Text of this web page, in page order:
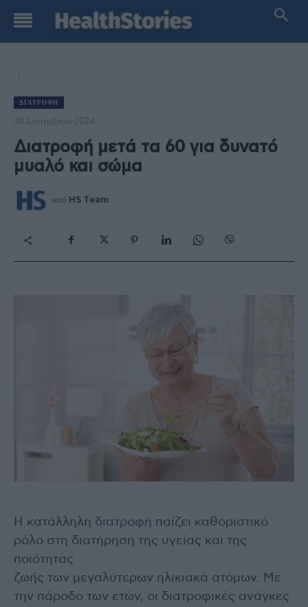
ΔΙΑΤΡΟΦΉ
30 Σεπτεμβρίου 2024
Διατροφή μετά τα 60 για δυνατό
μυαλό και σώμα
από HS Team
Η κατάλληλη διατροφή παίζει καθοριστικό
ρόλο στη διατήρηση της υγείας και της
ποιότητας
ζωής των μεγαλύτερων ηλικιακά ατόμων. Με
την πάροδο των ετών, οι διατροφικές ανάγκες